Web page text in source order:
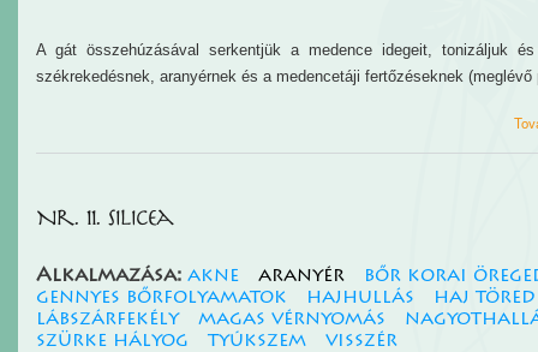
A gát összehúzásával serkentjük a medence idegeit, tonizáljuk
székrekedésnek, aranyérnek és a medencetáji fertőzéseknek
Nr. 11. Silicea
Alkalmazása: akne aranyér
bőr korai
gennyes bőrfolyamatok
hajhullás
haj
lábszárfekély
magas vérnyomás
szürke hályog
tyúkszem visszér